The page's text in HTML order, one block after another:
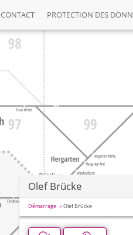
CONTACT PROTECTION DES
Olef Brücke
Démarrage Olef Brücke